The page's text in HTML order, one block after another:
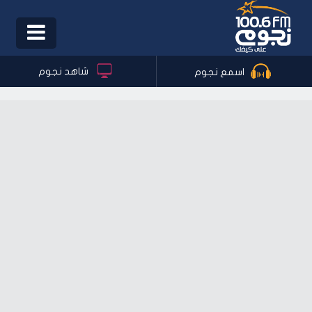
Toggle
اسمع نجوم شاهد نجوم